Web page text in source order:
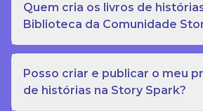
Quem cria os livros de
Biblioteca da Comunidade
Posso criar e publicar o meu
de histórias na Story Spark?